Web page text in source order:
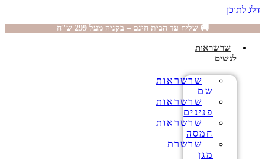
דלג לתוכן
🚚 שליח עד הבית חינם – בקניה מעל 299 ש"ח
שרשראות
לנשים
שרשראות
שם
שרשראות
פנינים
שרשראות
חמסה
שרשרת
מגן